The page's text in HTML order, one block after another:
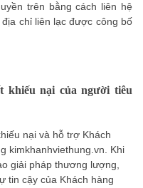
trên bằng cách liên hệ
chỉ liên lạc được công bố
khiếu nại của người tiêu
nại và hỗ trợ Khách
kimkhanhviethung.vn . Khi
giải pháp thương lượng,
tin cậy của Khách hàng